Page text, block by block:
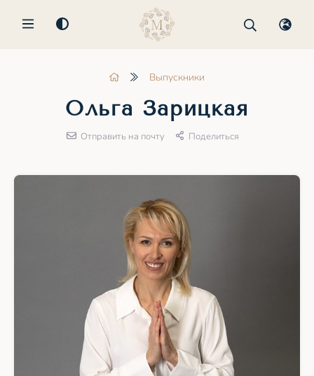
MENU
Выпускники
Ольга Зарицкая
Отправить на почту Поделиться